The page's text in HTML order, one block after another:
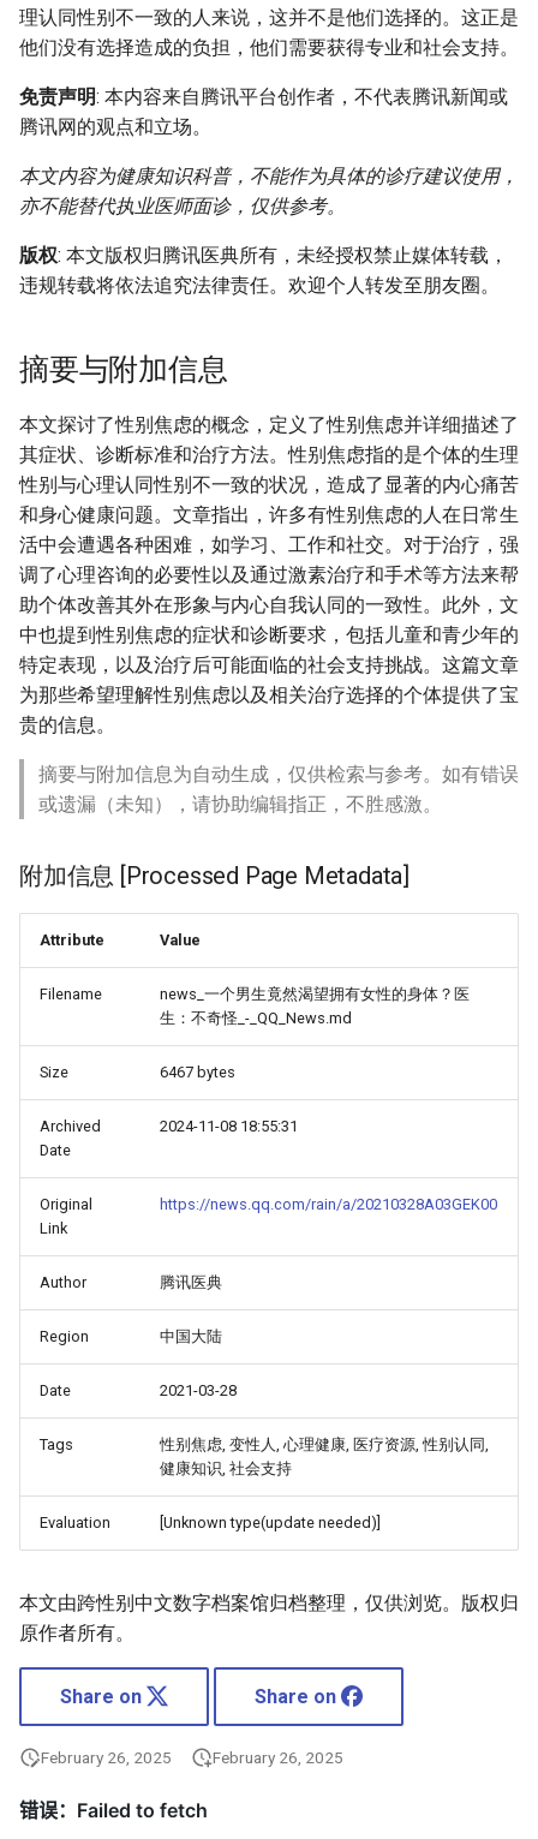
理认同性别不一致的人来说，这并不是他们选择的。这正是
他们没有选择造成的负担，他们需要获得专业和社会支持。
免责声明: 本内容来自腾讯平台创作者，不代表腾讯新闻或
腾讯网的观点和立场。
本文内容为健康知识科普，不能作为具体的诊疗建议使用，
亦不能替代执业医师面诊，仅供参考。
版权: 本文版权归腾讯医典所有，未经授权禁止媒体转载，
违规转载将依法追究法律责任。欢迎个人转发至朋友圈。
摘要与附加信息
本文探讨了性别焦虑的概念，定义了性别焦虑并详细描述了
其症状、诊断标准和治疗方法。性别焦虑指的是个体的生理
性别与心理认同性别不一致的状况，造成了显著的内心痛苦
和身心健康问题。文章指出，许多有性别焦虑的人在日常生
活中会遭遇各种困难，如学习、工作和社交。对于治疗，强
调了心理咨询的必要性以及通过激素治疗和手术等方法来帮
助个体改善其外在形象与内心自我认同的一致性。此外，文
中也提到性别焦虑的症状和诊断要求，包括儿童和青少年的
特定表现，以及治疗后可能面临的社会支持挑战。这篇文章
为那些希望理解性别焦虑以及相关治疗选择的个体提供了宝
贵的信息。
摘要与附加信息为自动生成，仅供检索与参考。如有错误
或遗漏（未知），请协助编辑指正，不胜感激。
附加信息 [Processed Page Metadata]
Attribute Value
Filename
news_一个男生竟然渴望拥有女性的身体？医
生：不奇怪_-_QQ_News.md
Size 6467 bytes
Archived
Date
2024-11-08 18:55:31
Original
Link
https://news.qq.com/rain/a/20210328A03GEK00
Author 腾讯医典
Region 中国大陆
Date 2021-03-28
Tags
性别焦虑, 变性人, 心理健康, 医疗资源, 性别认同,
健康知识, 社会支持
Evaluation [Unknown type(update needed)]
本文由跨性别中文数字档案馆归档整理，仅供浏览。版权归
原作者所有。
Share on Share on
February 26, 2025 February 26, 2025